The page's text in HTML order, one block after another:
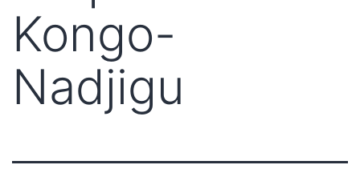
Kongo-
Nadjigu